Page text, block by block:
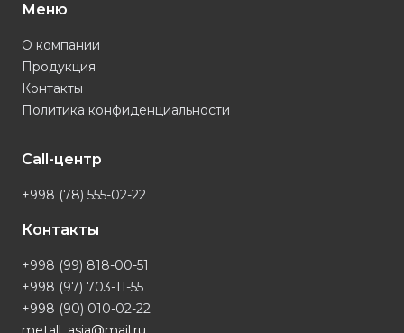
Меню
О компании
Продукция
Контакты
Политика конфиденциальности
Call-центр
+998 (78) 555-02-22
Контакты
+998 (99) 818-00-51
+998 (97) 703-11-55
+998 (90) 010-02-22